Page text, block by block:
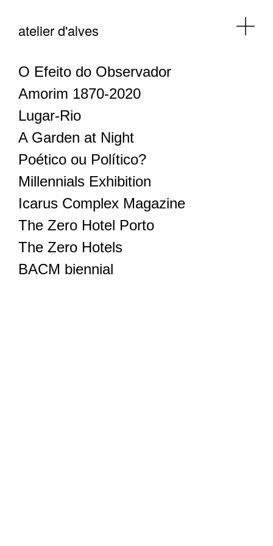
atelier d'alves
O Efeito do Observador
Amorim 1870-2020
Lugar-Rio
A Garden at Night
Poético ou Político?
Millennials Exhibition
Icarus Complex Magazine
The Zero Hotel Porto
The Zero Hotels
BACM biennial